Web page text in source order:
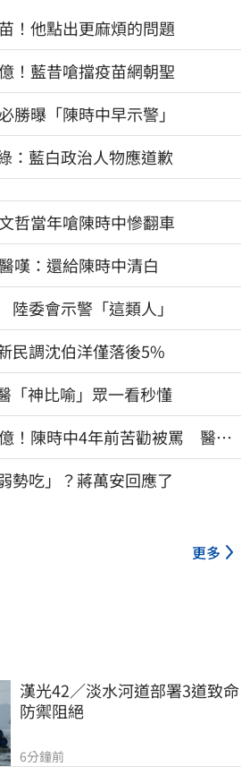
！他點出更麻煩的問題
！藍昔嗆擋疫苗網朝聖
曝「陳時中早示警」
藍白政治人物應道歉
哲當年嗆陳時中慘翻車
嘆：還給陳時中清白
委會示警「這類人」
民調沈伯洋僅落後5%
「神比喻」眾一看秒懂
！陳時中4年前苦勸被罵 醫挖4
車
勢吃」？蔣萬安回應了
更多
漢光42／淡水河道部署3道致命
防禦阻絕
6分鐘前